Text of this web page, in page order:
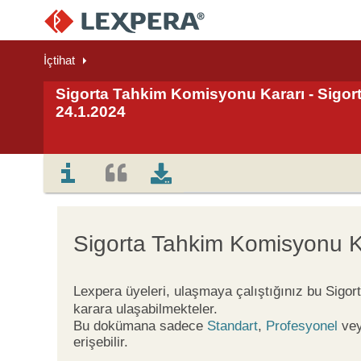
İçtihat
Sigorta Tahkim Komisyonu Kararı -
24.1.2024
Sigorta Tahkim Komisyonu
Lexpera üyeleri, ulaşmaya çalıştığınız bu
karara ulaşabilmekteler.
Bu dokümana sadece Standart, Profesyonel
erişebilir.